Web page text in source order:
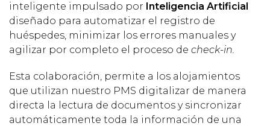
inteligente impulsado por Inteligencia Artificial
diseñado para automatizar el registro de
huéspedes, minimizar los errores manuales y
agilizar por completo el proceso de check-in.
Esta colaboración, permite a los alojamientos
que utilizan nuestro PMS digitalizar de manera
directa la lectura de documentos y sincronizar
automáticamente toda la información de una